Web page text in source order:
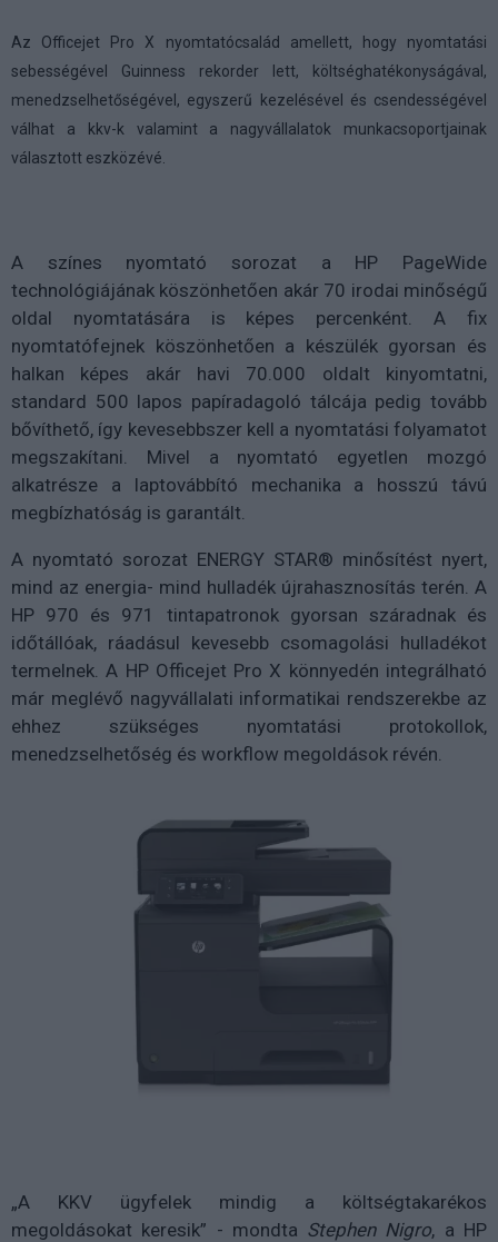
Az Officejet Pro X nyomtatócsalád amellett, hogy nyomtatási
sebességével Guinness rekorder lett, költséghatékonyságával,
menedzselhetőségével, egyszerű kezelésével és csendességével
válhat a kkv-k valamint a nagyvállalatok munkacsoportjainak
választott eszközévé.
A színes nyomtató sorozat a HP PageWide
technológiájának köszönhetően akár 70 irodai minőségű
oldal nyomtatására is képes percenként. A fix
nyomtatófejnek köszönhetően a készülék gyorsan és
halkan képes akár havi 70.000 oldalt kinyomtatni,
standard 500 lapos papíradagoló tálcája pedig tovább
bővíthető, így kevesebbszer kell a nyomtatási folyamatot
megszakítani. Mivel a nyomtató egyetlen mozgó
alkatrésze a laptovábbító mechanika a hosszú távú
megbízhatóság is garantált.
A nyomtató sorozat ENERGY STAR® minősítést nyert,
mind az energia- mind hulladék újrahasznosítás terén. A
HP 970 és 971 tintapatronok gyorsan száradnak és
időtállóak, ráadásul kevesebb csomagolási hulladékot
termelnek. A HP Officejet Pro X könnyedén integrálható
már meglévő nagyvállalati informatikai rendszerekbe az
ehhez szükséges nyomtatási protokollok,
menedzselhetőség és workflow megoldások révén.
„A KKV ügyfelek mindig a költségtakarékos
megoldásokat keresik” - mondta Stephen Nigro, a HP